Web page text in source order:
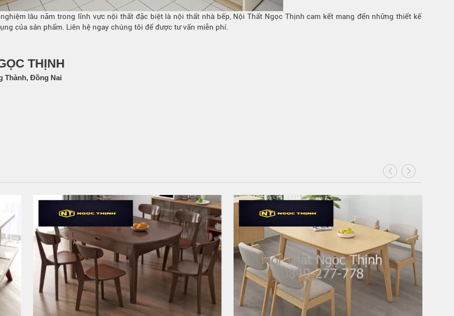
lâu năm trong lĩnh vực nội thất đặc biệt là nội thất nhà bếp, Nội Thất Ngọc Thịnh cam kết mang đến những thiết kế
của sản phẩm. Liên hệ ngay chúng tôi để được tư vấn miễn phí.
THỊNH
Thành, Đồng Nai